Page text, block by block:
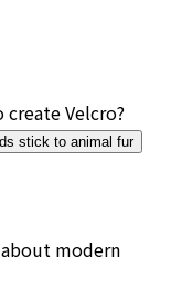
Velcro?
stick to animal fur
modern